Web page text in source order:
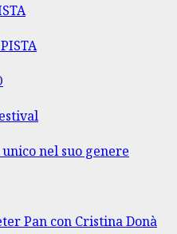
nel suo genere
Pan con Cristina Donà